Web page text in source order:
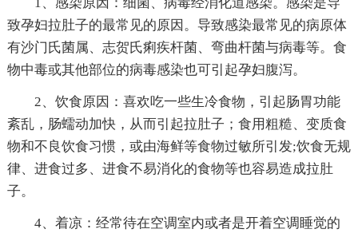
致孕妇拉肚子的最常见的原因。导致感染最常见的病原体
有沙门氏菌属、志贺氏痢疾杆菌、弯曲杆菌与病毒等。食
物中毒或其他部位的病毒感染也可引起孕妇腹泻。
2、饮食原因：喜欢吃一些生冷食物，引起肠胃功能
紊乱，肠蠕动加快，从而引起拉肚子；食用粗糙、变质食
物和不良饮食习惯，或由海鲜等食物过敏所引发;饮食无规
律、进食过多、进食不易消化的食物等也容易造成拉肚
子。
4、着凉：经常待在空调室内或者是开着空调睡觉的